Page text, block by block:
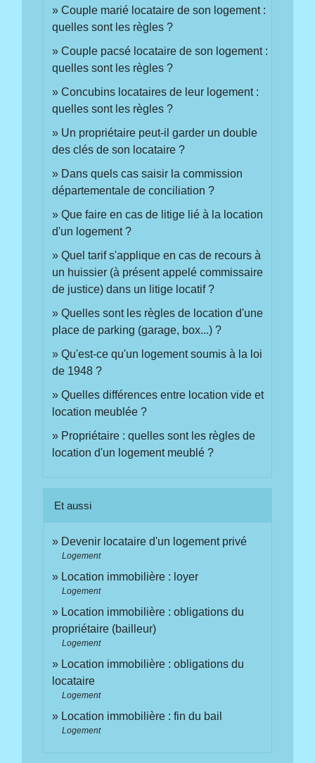
Couple marié locataire de son logement :
quelles sont les règles ?
Couple pacsé locataire de son logement :
quelles sont les règles ?
Concubins locataires de leur logement :
quelles sont les règles ?
Un propriétaire peut-il garder un double
des clés de son locataire ?
Dans quels cas saisir la commission
départementale de conciliation ?
Que faire en cas de litige lié à la location
d'un logement ?
Quel tarif s'applique en cas de recours à
un huissier (à présent appelé commissaire
de justice) dans un litige locatif ?
Quelles sont les règles de location d'une
place de parking (garage, box...) ?
Qu'est-ce qu'un logement soumis à la loi
de 1948 ?
Quelles différences entre location vide et
location meublée ?
Propriétaire : quelles sont les règles de
location d'un logement meublé ?
Et aussi
Devenir locataire d'un logement privé
Logement
Location immobilière : loyer
Logement
Location immobilière : obligations du
propriétaire (bailleur)
Logement
Location immobilière : obligations du
locataire
Logement
Location immobilière : fin du bail
Logement